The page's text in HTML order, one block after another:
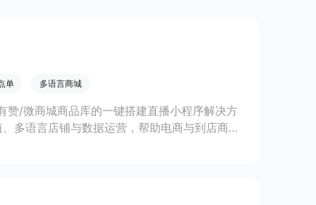
单 多语言商城
/微商城商品库的一键搭建直播小程序解决方
多语言店铺与数据运营，帮助电商与到店商家